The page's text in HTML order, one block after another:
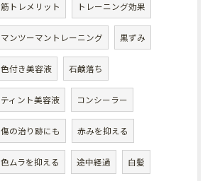
筋トレメリット トレーニング効果
マンツーマントレーニング 黒ずみ
色付き美容液 石鹸落ち
ティント美容液 コンシーラー
傷の治り跡にも 赤みを抑える
色ムラを抑える 途中経過 白髪